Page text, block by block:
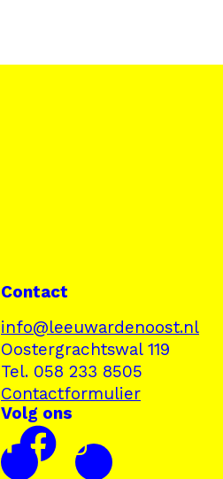
Contact
info@leeuwardenoost.nl
Oostergrachtswal 119
Tel. 058 233 8505
Contactformulier
Volg ons